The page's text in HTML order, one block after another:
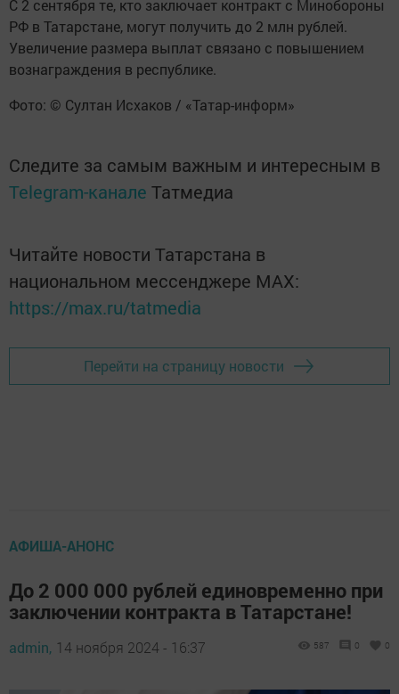
С 2 сентября те, кто заключает контракт с Минобороны
РФ в Татарстане, могут получить до 2 млн рублей.
Увеличение размера выплат связано с повышением
вознаграждения в республике.
Фото: © Султан Исхаков / «Татар-информ»
Следите за самым важным и интересным в
Telegram-канале Татмедиа
Читайте новости Татарстана в
национальном мессенджере MАХ:
https://max.ru/tatmedia
Перейти на страницу новости
АФИША-АНОНС
До 2 000 000 рублей единовременно при
заключении контракта в Татарстане!
admin, 14 ноября 2024 - 16:37 587 0 0